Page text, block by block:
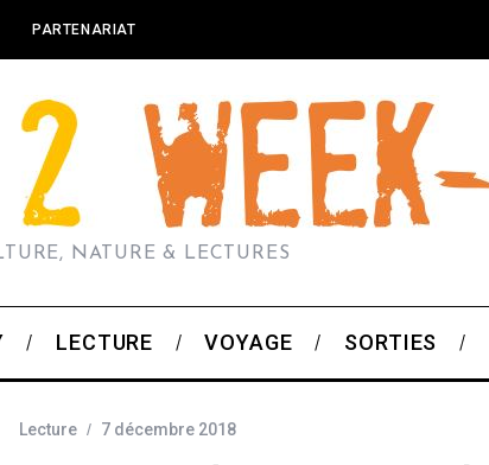
PARTENARIAT
NATURE & LECTURES
LECTURE VOYAGE SORTIES
Lecture 7 décembre 2018